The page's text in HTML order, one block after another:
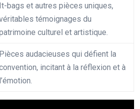
It-bags et autres pièces uniques,
témoignages du
culturel et artistique.
Pièces audacieuses qui défient la
incitant à la réflexion et à
l’émotion.